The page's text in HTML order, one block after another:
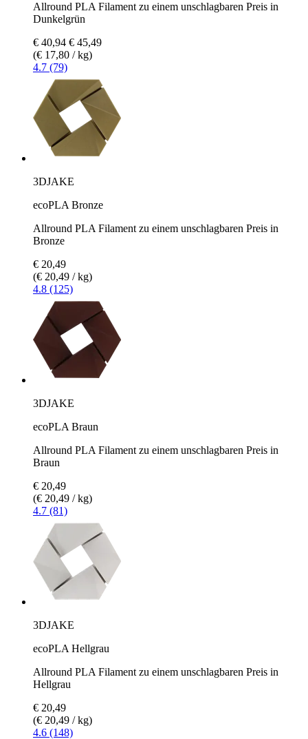
Allround PLA Filament zu einem unschlagbaren Preis in
Dunkelgrün
€ 40,94 € 45,49
(€ 17,80 / kg)
4.7 (79)
3DJAKE
ecoPLA Bronze
Allround PLA Filament zu einem unschlagbaren Preis in
Bronze
€ 20,49
(€ 20,49 / kg)
4.8 (125)
3DJAKE
ecoPLA Braun
Allround PLA Filament zu einem unschlagbaren Preis in
Braun
€ 20,49
(€ 20,49 / kg)
4.7 (81)
3DJAKE
ecoPLA Hellgrau
Allround PLA Filament zu einem unschlagbaren Preis in
Hellgrau
€ 20,49
(€ 20,49 / kg)
4.6 (148)